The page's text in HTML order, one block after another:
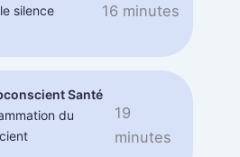
silence
16 minutes
Santé
du
19
minutes